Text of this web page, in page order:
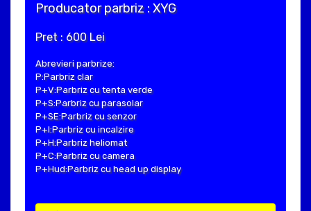
Producator parbriz : XYG
Pret : 600 Lei
Abrevieri parbrize:
P:Parbriz clar
P+V:Parbriz cu tenta verde
P+S:Parbriz cu parasolar
P+SE:Parbriz cu senzor
P+I:Parbriz cu incalzire
P+H:Parbriz heliomat
P+C:Parbriz cu camera
P+Hud:Parbriz cu head up display